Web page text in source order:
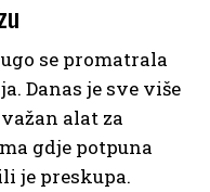
se promatrala
Danas je sve više
alat za
gdje potpuna
je preskupa.